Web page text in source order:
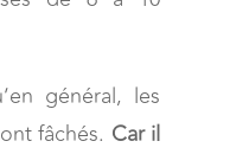
général, les
fâchés. Car il